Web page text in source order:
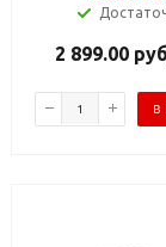
2 899.00 руб
В